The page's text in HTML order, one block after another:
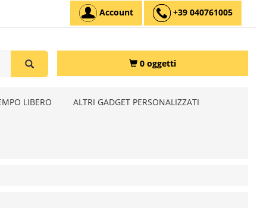
Account +39 040761005
0 oggetti
LIBERO ALTRI GADGET PERSONALIZZATI